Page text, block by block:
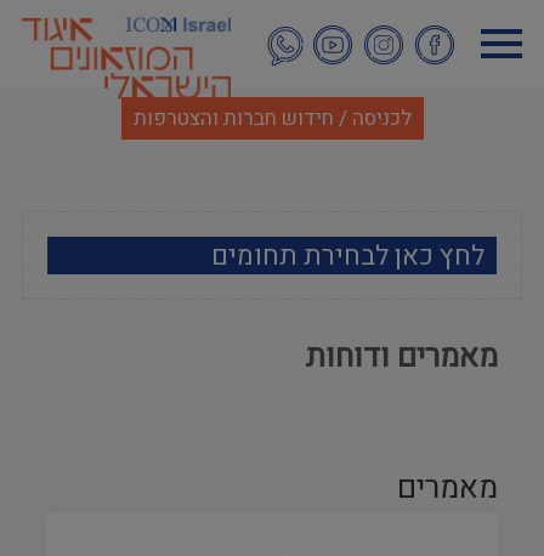
לתוכן
העיקרי
לכניסה / חידוש חברות והצטרפות
לחץ כאן לבחירת תחומים
אמנות
מוזאולוגיה כללי
מאמרים ודוחות
מאמרים